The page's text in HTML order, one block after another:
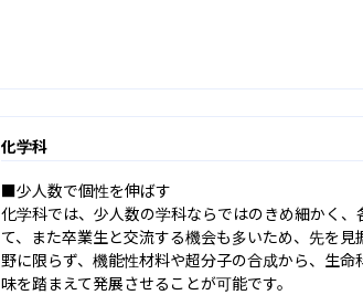
化学科
■少人数で個性を伸ばす
化学科では、少人数の学科ならではのきめ細かく
て、また卒業生と交流する機会も多いため、先を
野に限らず、機能性材料や超分子の合成から、生
味を踏まえて発展させることが可能です。